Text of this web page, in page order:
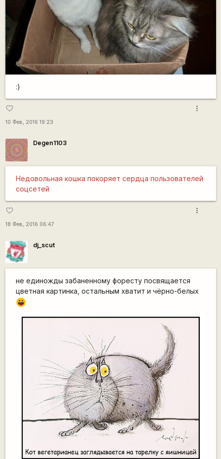
:)
favorite_border
10 Фев, 2016 19:23
more_vert
Degen1103
Недовольная кошка покоряет сердца пользователей
соцсетей
favorite_border
18 Фев, 2016 06:47
more_vert
dj_scut
не единожды забаненному форесту посвящается
цветная картинка, остальным хватит и чёрно-белых
|-))